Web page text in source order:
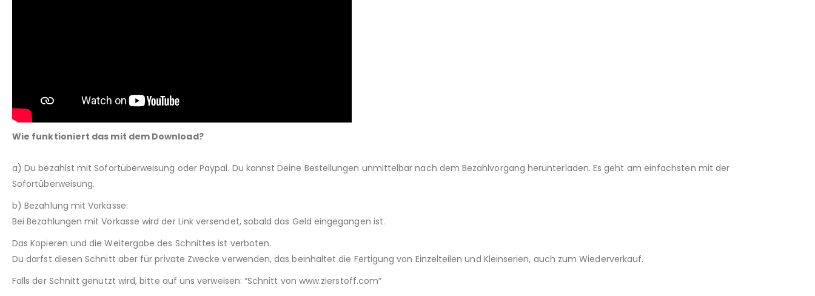
Wie funktioniert das mit dem Download?
a) Du bezahlst mit Sofortüberweisung oder Paypal. Du kannst Deine Bestellungen unmittelbar nach dem Bezahlvorgang herunterladen. Es geht am einfachsten mit der
Sofortüberweisung.
b) Bezahlung mit Vorkasse:
Bei Bezahlungen mit Vorkasse wird der Link versendet, sobald das Geld eingegangen ist.
Das Kopieren und die Weitergabe des Schnittes ist verboten.
Du darfst diesen Schnitt aber für private Zwecke verwenden, das beinhaltet die Fertigung von Einzelteilen und Kleinserien, auch zum Wiederverkauf.
Falls der Schnitt genutzt wird, bitte auf uns verweisen: “Schnitt von www.zierstoff.com”